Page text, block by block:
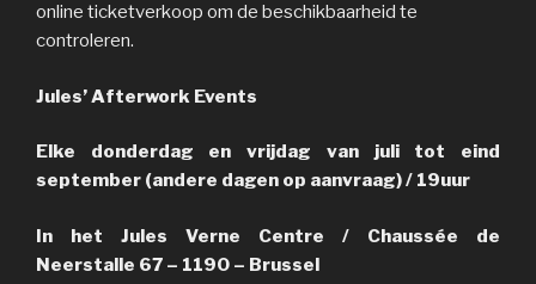
online ticketverkoop om de beschikbaarheid te
controleren.
Jules’ Afterwork Events
Elke donderdag en vrijdag van juli tot eind
september (andere dagen op aanvraag) / 19uur
In het Jules Verne Centre / Chaussée de
Neerstalle 67 – 1190 – Brussel